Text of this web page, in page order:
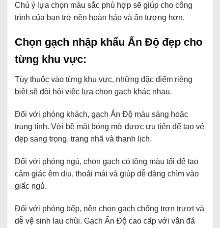
Chú ý lựa chọn màu sắc phù hợp sẽ giúp cho công
trình của bạn trở nên hoàn hảo và ấn tượng hơn.
Chọn gạch nhập khẩu Ấn Độ đẹp cho
từng khu vực:
Tùy thuộc vào từng khu vực, những đặc điểm riêng
biệt sẽ đòi hỏi việc lựa chọn gạch khác nhau.
Đối với phòng khách, gạch Ấn Độ màu sáng hoặc
trung tính. Với bề mặt bóng mờ được ưu tiên để tạo vẻ
đẹp sang trọng, trang nhã và thanh lịch.
Đối với phòng ngủ, chọn gạch có tông màu tối để tạo
cảm giác êm dịu, thoải mái và giúp dễ dàng chìm vào
giấc ngủ.
Đối với phòng bếp, nên chọn gạch chống trơn trượt và
dễ vệ sinh lau chùi. Gạch Ấn Độ cao cấp với vân đá